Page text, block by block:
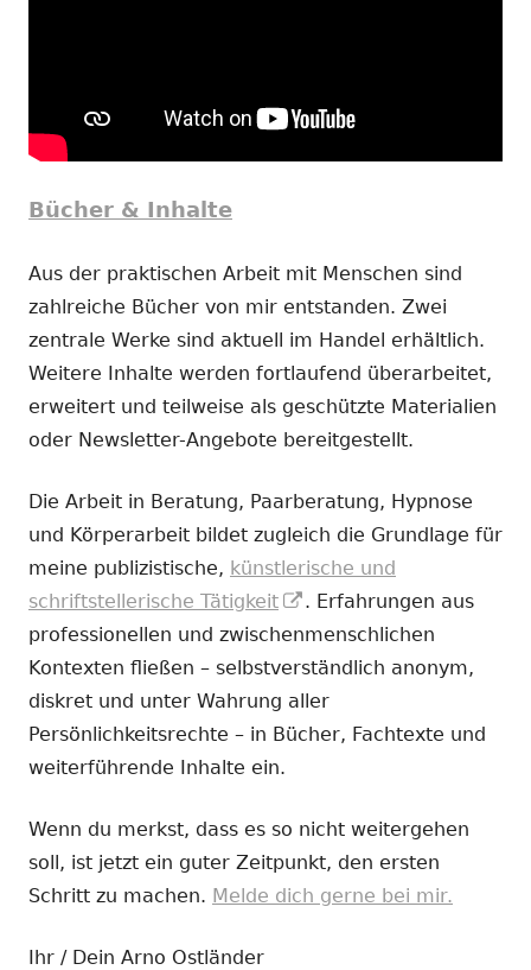
Bücher & Inhalte
Aus der praktischen Arbeit mit Menschen sind
zahlreiche Bücher von mir entstanden. Zwei
zentrale Werke sind aktuell im Handel erhältlich.
Weitere Inhalte werden fortlaufend überarbeitet,
erweitert und teilweise als geschützte Materialien
oder Newsletter-Angebote bereitgestellt.
Die Arbeit in Beratung, Paarberatung, Hypnose
und Körperarbeit bildet zugleich die Grundlage für
meine publizistische, künstlerische und
schriftstellerische Tätigkeit
In
neuem
Fenster
öffnen
. Erfahrungen aus
professionellen und zwischenmenschlichen
Kontexten fließen – selbstverständlich anonym,
diskret und unter Wahrung aller
Persönlichkeitsrechte – in Bücher, Fachtexte und
weiterführende Inhalte ein.
Wenn du merkst, dass es so nicht weitergehen
soll, ist jetzt ein guter Zeitpunkt, den ersten
Schritt zu machen. Melde dich gerne bei mir.
Ihr / Dein Arno Ostländer